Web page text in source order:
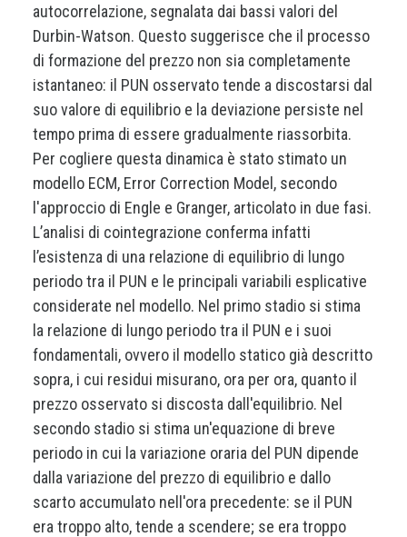
autocorrelazione, segnalata dai bassi valori del
Durbin-Watson. Questo suggerisce che il processo
di formazione del prezzo non sia completamente
istantaneo: il PUN osservato tende a discostarsi dal
suo valore di equilibrio e la deviazione persiste nel
tempo prima di essere gradualmente riassorbita.
Per cogliere questa dinamica è stato stimato un
modello ECM, Error Correction Model, secondo
l'approccio di Engle e Granger, articolato in due fasi.
L’analisi di cointegrazione conferma infatti
l’esistenza di una relazione di equilibrio di lungo
periodo tra il PUN e le principali variabili esplicative
considerate nel modello. Nel primo stadio si stima
la relazione di lungo periodo tra il PUN e i suoi
fondamentali, ovvero il modello statico già descritto
sopra, i cui residui misurano, ora per ora, quanto il
prezzo osservato si discosta dall'equilibrio. Nel
secondo stadio si stima un'equazione di breve
periodo in cui la variazione oraria del PUN dipende
dalla variazione del prezzo di equilibrio e dallo
scarto accumulato nell'ora precedente: se il PUN
era troppo alto, tende a scendere; se era troppo